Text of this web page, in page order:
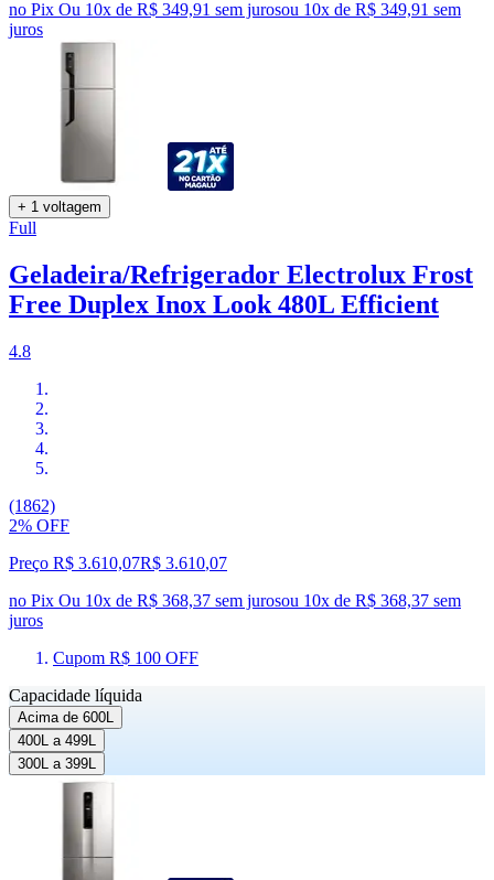
no Pix Ou 10x de R$ 349,91 sem jurosou 10x de R$ 349,91 sem
juros
+ 1 voltagem
Full
Geladeira/Refrigerador Electrolux Frost
Free Duplex Inox Look 480L Efficient
4.8
(1862)
2% OFF
Preço R$ 3.610,07R$ 3.610,07
no Pix Ou 10x de R$ 368,37 sem jurosou 10x de R$ 368,37 sem
juros
Cupom R$ 100 OFF
Capacidade líquida
Acima de 600L
400L a 499L
300L a 399L